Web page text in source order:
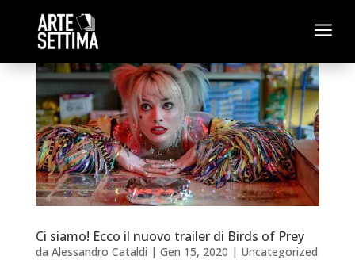
a
Ci siamo! Ecco il nuovo trailer di Birds of Prey
da Alessandro Cataldi | Gen 15, 2020 | Uncategorized